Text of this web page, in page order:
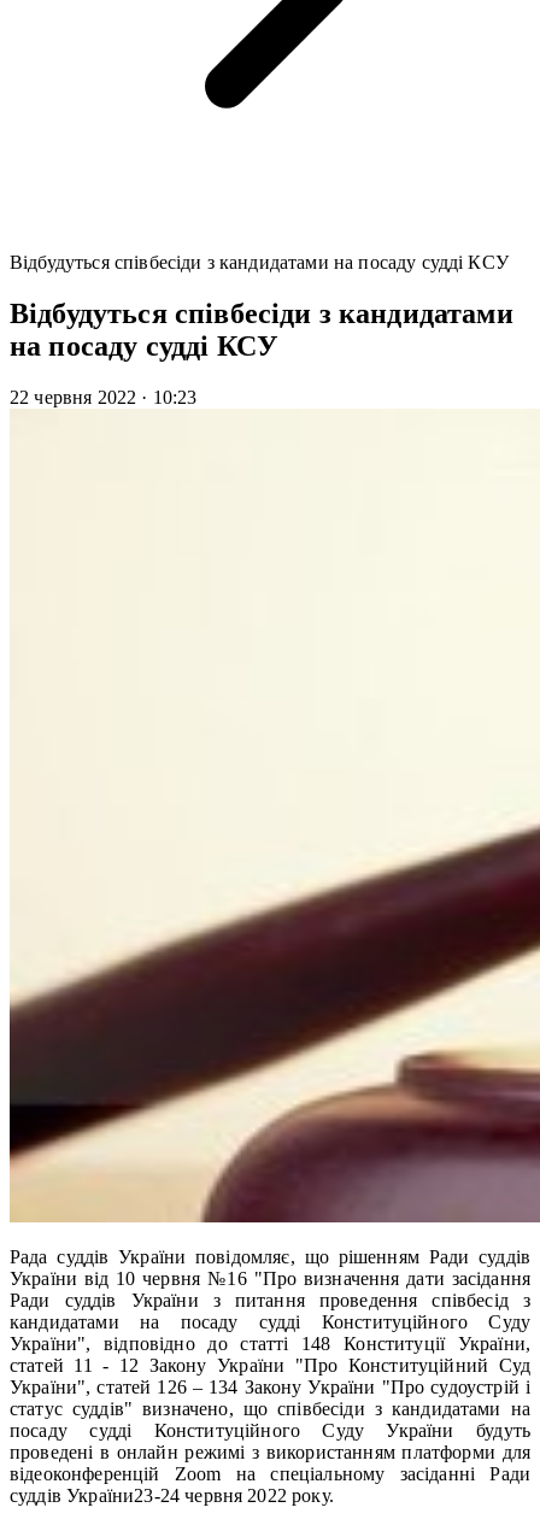
Відбудуться співбесіди з кандидатами на посаду судді КСУ
Відбудуться співбесіди з кандидатами
на посаду судді КСУ
22 червня 2022 · 10:23
Рада суддів України повідомляє, що рішенням Ради суддів
України від 10 червня №16 "Про визначення дати засідання
Ради суддів України з питання проведення співбесід з
кандидатами на посаду судді Конституційного Суду
України", відповідно до статті 148 Конституції України,
статей 11 - 12 Закону України "Про Конституційний Суд
України", статей 126 – 134 Закону України "Про судоустрій і
статус суддів" визначено, що співбесіди з кандидатами на
посаду судді Конституційного Суду України будуть
проведені в онлайн режимі з використанням платформи для
відеоконференцій Zoom на спеціальному засіданні Ради
суддів України23-24 червня 2022 року.